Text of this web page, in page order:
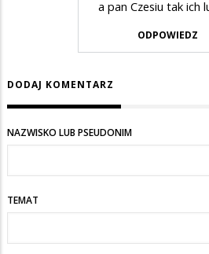
a pan Czesiu tak ich
ODPOWIEDZ
DODAJ KOMENTARZ
NAZWISKO LUB PSEUDONIM
TEMAT